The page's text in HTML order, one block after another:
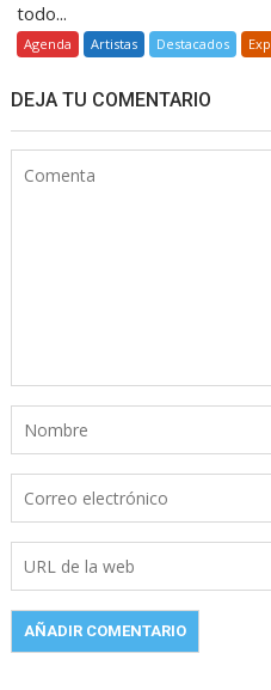
todo...
Agenda Artistas Destacados
DEJA TU COMENTARIO